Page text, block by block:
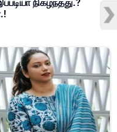
நிகழ்ந்தது.?